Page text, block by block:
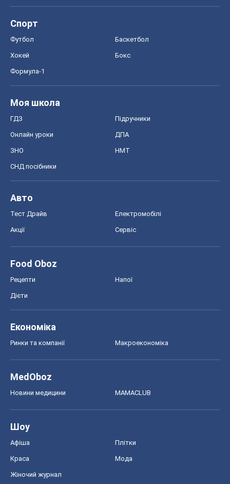
Спорт
Футбол Баскетбол
Хокей Бокс
Формула-1
Моя школа
ГДЗ Підручники
Онлайн уроки ДПА
ЗНО НМТ
СНД посібники
Авто
Тест Драйв Електромобілі
Акції Сервіс
Food Oboz
Рецепти Напої
Дієти
Економіка
Ринки та компанії Макроекономіка
MedOboz
Новини медицини MAMACLUB
Шоу
Афіша Плітки
Краса Мода
Жіночий журнал